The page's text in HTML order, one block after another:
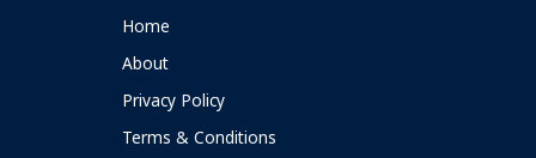
Home
About
Privacy Policy
Terms & Conditions